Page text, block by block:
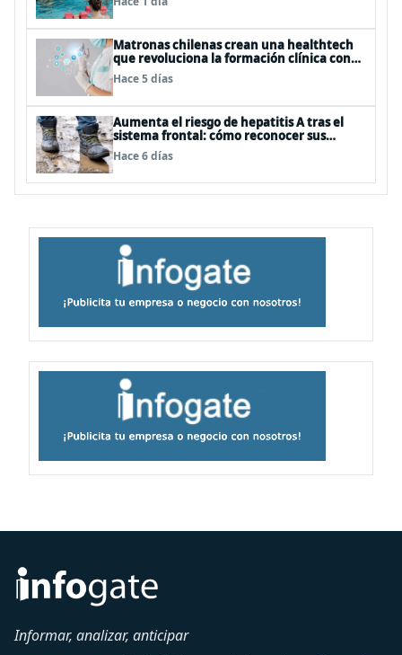
Matronas chilenas crean una healthtech
que revoluciona la formación clínica con
simuladores inteligentes
Hace 5 días
Aumenta el riesgo de hepatitis A tras el
sistema frontal: cómo reconocer sus
síntomas y evitar el contagio
Hace 6 días
Informar, analizar, anticipar